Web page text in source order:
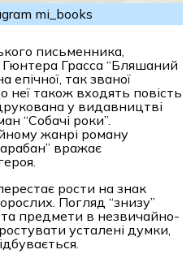
mi_books
письменника,
Гюнтера Грасса “Бляшаний
епічної, так званої
неї також входять повість
у видавництві
“Собачі роки”.
жанрі роману
вражає
рости на знак
Погляд “знизу”
предмети в незвичайно-
усталені думки,